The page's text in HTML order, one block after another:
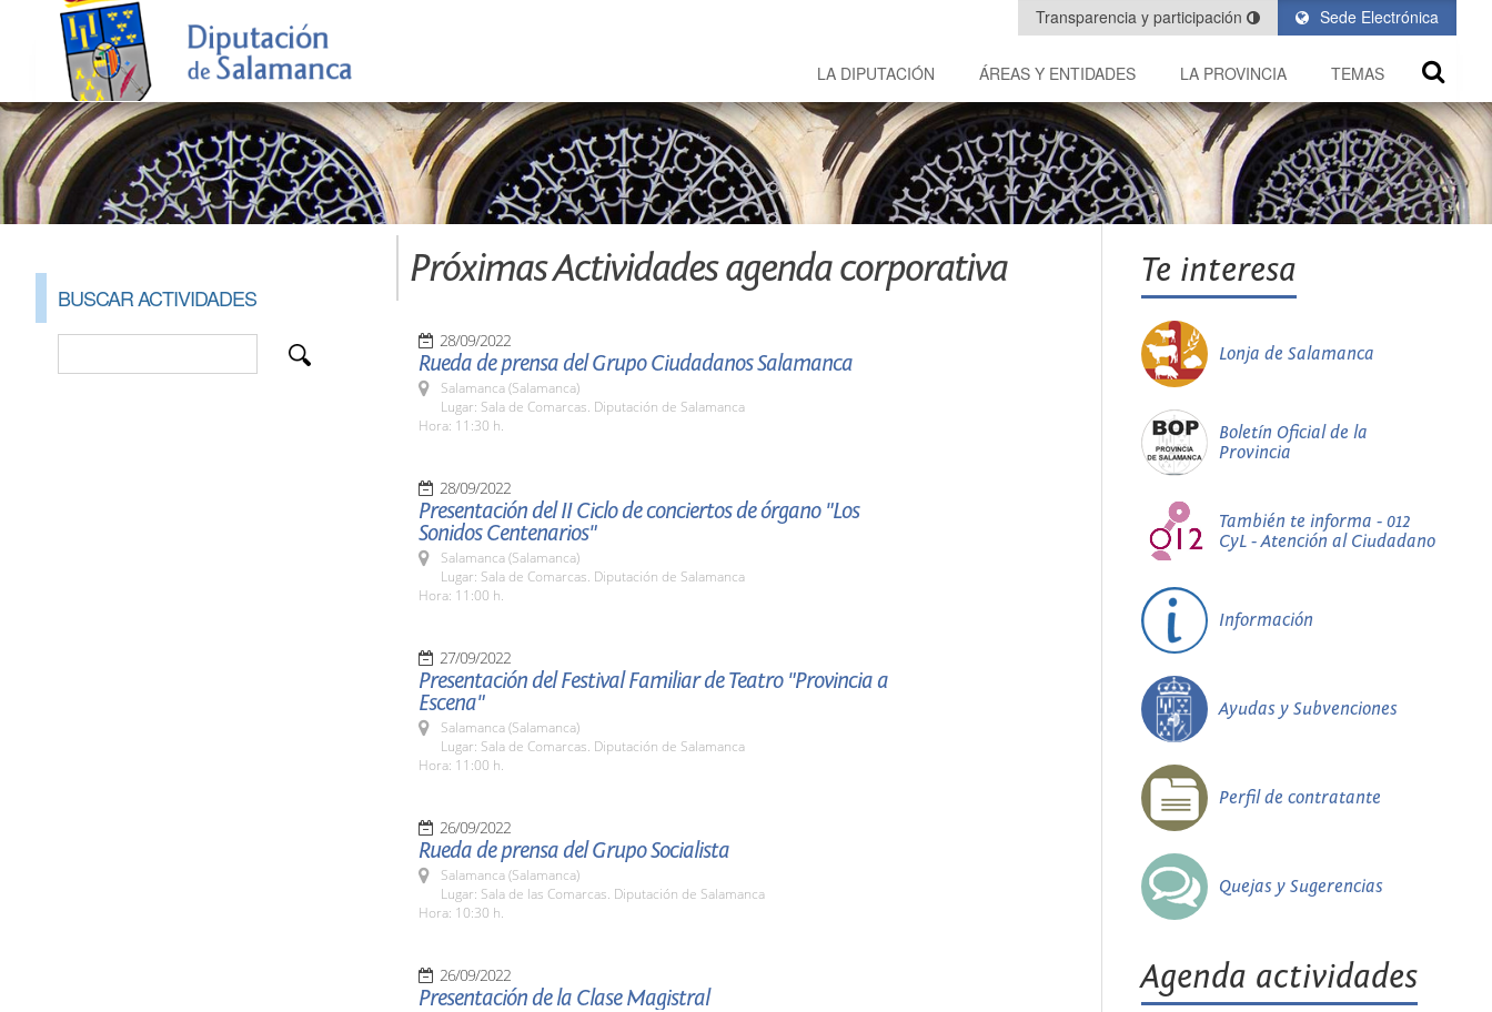
Sede Electrónica
Transparencia y participación
LA DIPUTACIÓN ÁREAS Y ENTIDADES LA PROVINCIA TEMAS
BUSCAR ACTIVIDADES
Próximas Actividades agenda corporativa
28/09/2022
Rueda de prensa del Grupo Ciudadanos Salamanca
Salamanca (Salamanca)
Lugar: Sala de Comarcas. Diputación de Salamanca
Hora: 11:30 h.
28/09/2022
Presentación del II Ciclo de conciertos de órgano "Los
Sonidos Centenarios"
Salamanca (Salamanca)
Lugar: Sala de Comarcas. Diputación de Salamanca
Hora: 11:00 h.
27/09/2022
Presentación del Festival Familiar de Teatro "Provincia a
Escena"
Salamanca (Salamanca)
Lugar: Sala de Comarcas. Diputación de Salamanca
Hora: 11:00 h.
26/09/2022
Rueda de prensa del Grupo Socialista
Salamanca (Salamanca)
Lugar: Sala de las Comarcas. Diputación de Salamanca
Hora: 10:30 h.
26/09/2022
Presentación de la Clase Magistral
Te interesa
Lonja de Salamanca
Boletín Oficial de la
Provincia
También te informa - 012
CyL - Atención al Ciudadano
Información
Ayudas y Subvenciones
Perfil de contratante
Quejas y Sugerencias
Agenda actividades